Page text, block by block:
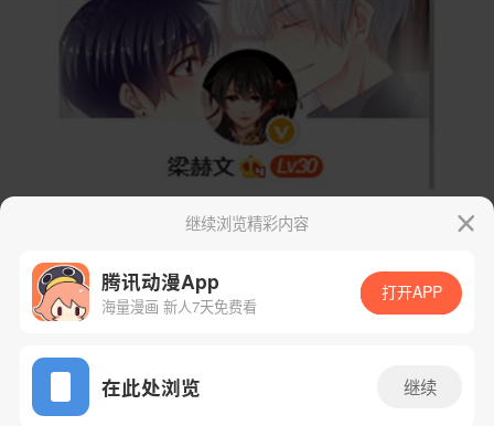
App免费看
下一话
继续浏览精彩内容
腾讯动漫App
海量漫画 新人7天免费看
打开APP
在此处浏览 继续